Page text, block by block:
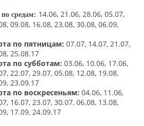
по средам: 14.06, 21.06, 28.06, 05.07,
09.08, 16.08, 23.08, 30.08, 06.09,
по пятницам: 07.07, 14.07, 21.07,
, 25.08.17
по субботам: 03.06, 10.06, 17.06,
22.07, 29.07, 05.08, 12.08, 19.08,
23.09.17
по воскресеньям: 04.06, 11.06,
16.07, 23.07, 30.07, 06.08, 13.08,
17.09, 24.09.17